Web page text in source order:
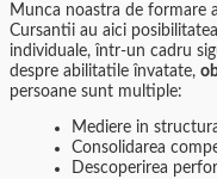
Munca noastra de formare
Cursantii au aici
individuale, într-un cadru
despre abilitatile învatate,
persoane sunt multiple:
Mediere in
Consolidarea
Descoperirea